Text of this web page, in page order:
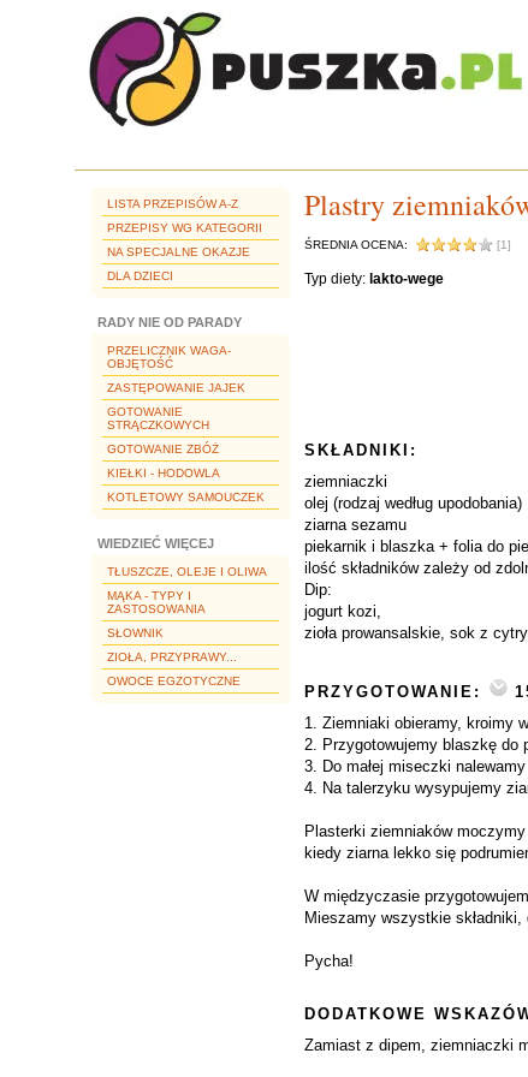
LISTA PRZEPISÓW A-Z
PRZEPISY WG KATEGORII
NA SPECJALNE OKAZJE
DLA DZIECI
RADY NIE OD PARADY
PRZELICZNIK WAGA-
OBJĘTOŚĆ
ZASTĘPOWANIE JAJEK
GOTOWANIE
STRĄCZKOWYCH
GOTOWANIE ZBÓŻ
KIEŁKI - HODOWLA
KOTLETOWY SAMOUCZEK
WIEDZIEĆ WIĘCEJ
TŁUSZCZE, OLEJE I OLIWA
MĄKA - TYPY I
ZASTOSOWANIA
SŁOWNIK
ZIOŁA, PRZYPRAWY...
OWOCE EGZOTYCZNE
Plastry
ŚREDNIA OCENA: [1]
Typ diety: lakto-wege
SKŁADNIKI:
ziemniaczki
olej (rodzaj według upodobania)
ziarna sezamu
piekarnik i blaszka + folia do
ilość składników zależy od
Dip:
jogurt kozi,
zioła prowansalskie, sok z
PRZYGOTOWANIE:
1. Ziemniaki obieramy, kroimy
2. Przygotowujemy blaszkę do
3. Do małej miseczki
4. Na talerzyku wysypujemy
Plasterki ziemniaków
kiedy ziarna lekko się
W międzyczasie
Mieszamy wszystkie
Pycha!
DODATKOWE
Zamiast z dipem, ziemniaczki